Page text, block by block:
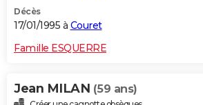
Décès
17/01/1995 à Couret
Famille ESQUERRE
Jean MILAN (59 ans)